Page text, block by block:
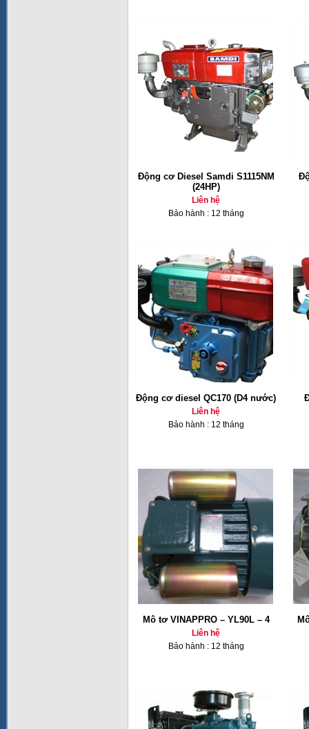
Động cơ Diesel Samdi S1115NM
(24HP)
Liên hệ
Bảo hành : 12 tháng
Động cơ diesel QC170 (D4 nước)
Liên hệ
Bảo hành : 12 tháng
Mô tơ VINAPPRO – YL90L – 4
Liên hệ
Bảo hành : 12 tháng